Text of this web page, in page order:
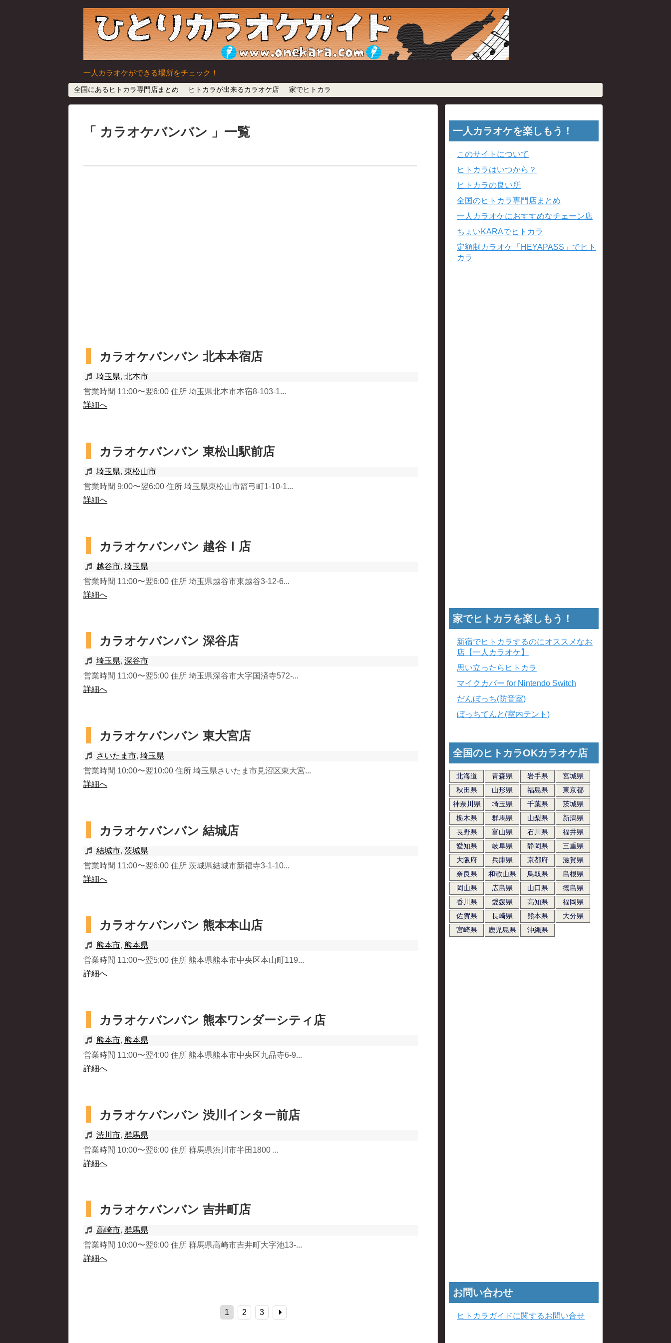
一人カラオケができる場所をチェック！
全国にあるヒトカラ専門店まとめ ヒトカラが出来るカラオケ店 家でヒトカラ
カラオケバンバン 一覧
カラオケバンバン 北本本宿店
埼玉県, 北本市
営業時間 11:00〜翌6:00 住所 埼玉県北本市本宿8-103-1...
詳細へ
カラオケバンバン 東松山駅前店
埼玉県, 東松山市
営業時間 9:00〜翌6:00 住所 埼玉県東松山市箭弓町1-10-1...
詳細へ
カラオケバンバン 越谷Ⅰ店
越谷市, 埼玉県
営業時間 11:00〜翌6:00 住所 埼玉県越谷市東越谷3-12-6...
詳細へ
カラオケバンバン 深谷店
埼玉県, 深谷市
営業時間 11:00〜翌5:00 住所 埼玉県深谷市大字国済寺572-...
詳細へ
カラオケバンバン 東大宮店
さいたま市, 埼玉県
営業時間 10:00〜翌10:00 住所 埼玉県さいたま市見沼区東大宮...
詳細へ
カラオケバンバン 結城店
結城市, 茨城県
営業時間 11:00〜翌6:00 住所 茨城県結城市新福寺3-1-10...
詳細へ
カラオケバンバン 熊本本山店
熊本市, 熊本県
営業時間 11:00〜翌5:00 住所 熊本県熊本市中央区本山町119...
詳細へ
カラオケバンバン 熊本ワンダーシティ店
熊本市, 熊本県
営業時間 11:00〜翌4:00 住所 熊本県熊本市中央区九品寺6-9...
詳細へ
カラオケバンバン 渋川インター前店
渋川市, 群馬県
営業時間 10:00〜翌6:00 住所 群馬県渋川市半田1800 ...
詳細へ
カラオケバンバン 吉井町店
高崎市, 群馬県
営業時間 10:00〜翌6:00 住所 群馬県高崎市吉井町大字池13-...
詳細へ
1 2 3
一人カラオケを楽しもう！
このサイトについて
ヒトカラはいつから？
ヒトカラの良い所
全国のヒトカラ専門店まとめ
一人カラオケにおすすめなチェーン店
ちょいKARAでヒトカラ
定額制カラオケ「HEYAPASS」でヒト
カラ
家でヒトカラを楽しもう！
新宿でヒトカラするのにオススメなお
店【一人カラオケ】
思い立ったらヒトカラ
マイクカバー for Nintendo Switch
だんぼっち(防音室)
ぼっちてんと(室内テント)
全国のヒトカラOKカラオケ店
北海道 青森県 岩手県
宮城県
秋田県
山形県 福島県
東京都
神奈川県
埼玉県 千葉県
茨城県
栃木県
群馬県 山梨県
新潟県
長野県
富山県 石川県
福井県
愛知県
岐阜県 静岡県
三重県
大阪府
兵庫県 京都府
滋賀県
奈良県
和歌山県 鳥取県
島根県
岡山県
広島県 山口県
徳島県
香川県
愛媛県 高知県
福岡県
佐賀県
長崎県 熊本県
大分県
宮崎県
鹿児島県 沖縄県
お問い合わせ
ヒトカラガイドに関するお問い合せ